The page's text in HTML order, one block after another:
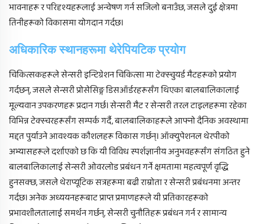
भावनाहरू र परिदृश्यहरूलाई अन्वेषण गर्न सजिलो बनाउँछ, जसले दुई क्षेत्रमा
तिनीहरूको विकासमा योगदान गर्दछ।
अधिकारिक स्थानहरूमा थेरेपियटिक प्रयोग
चिकित्सकहरूले सेन्सरी इन्टिग्रेशन चिकित्सा मा टेक्स्चुयर्ड मैटहरूको प्रयोग
गर्दछन्, जसले सेन्सरी प्रोसेसिङ्ग डिसऑर्डरहरूसँग थिएका बालबालिकालाई
मूल्यवान उपकरणहरू प्रदान गर्छ। सेन्सरी मैट र सेन्सरी तरल टाइलहरूमा रहेका
विभिन्न टेक्स्चरहरूसँग सम्पर्क गर्दै, बालबालिकाहरूले आफ्नो दैनिक अवस्थामा
मद्दत पुर्याउने आवश्यक कौशलहरू विकास गर्छन्। ऑक्युपेशनल थेरपीको
अभ्यासहरूले दर्शाएको छ कि यी विविध स्पर्शज्ञानीय अनुभवहरूसँग संगठित हुने
बालबालिकालाई सेन्सरी ओवरलोड प्रबंधन गर्ने क्षमतामा महत्वपूर्ण वृद्धि
हुनसक्छ, जसले थेराप्यूटिक सत्रहरूमा बढी राम्रोता र सेन्सरी प्रबंधनमा अन्तर
गर्दछ। अनेक अध्ययनहरूबाट प्राप्त प्रमाणहरूले यी प्रतिकारहरूको
प्रभावशीलतालाई समर्थन गर्छन्, सेन्सरी चुनौतिहरू प्रबंधन गर्न र सामान्य